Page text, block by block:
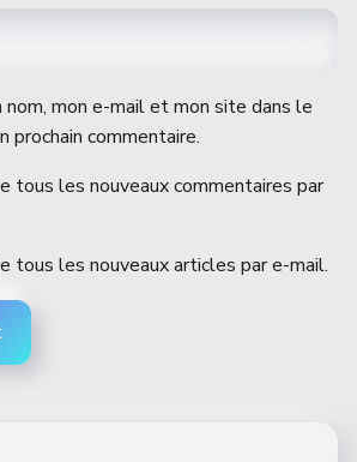
nom, mon e-mail et mon site dans le
prochain commentaire.
tous les nouveaux commentaires par
tous les nouveaux articles par e-mail.